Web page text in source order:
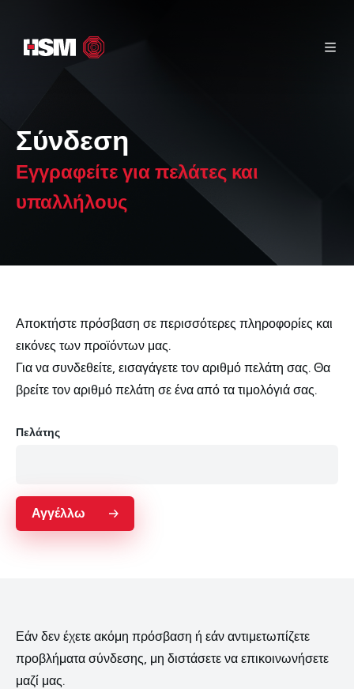
Deutsch English Français Italiano
Σύνδεση
Εγγραφείτε για πελάτες και
υπαλλήλους
Αποκτήστε πρόσβαση σε περισσότερες πληροφορίες και
εικόνες των προϊόντων μας.
Για να συνδεθείτε, εισαγάγετε τον αριθμό πελάτη σας. Θα
βρείτε τον αριθμό πελάτη σε ένα από τα τιμολόγιά σας.
Πελάτης
Αγγέλλω
Εάν δεν έχετε ακόμη πρόσβαση ή εάν αντιμετωπίζετε
προβλήματα σύνδεσης, μη διστάσετε να επικοινωνήσετε
μαζί μας.